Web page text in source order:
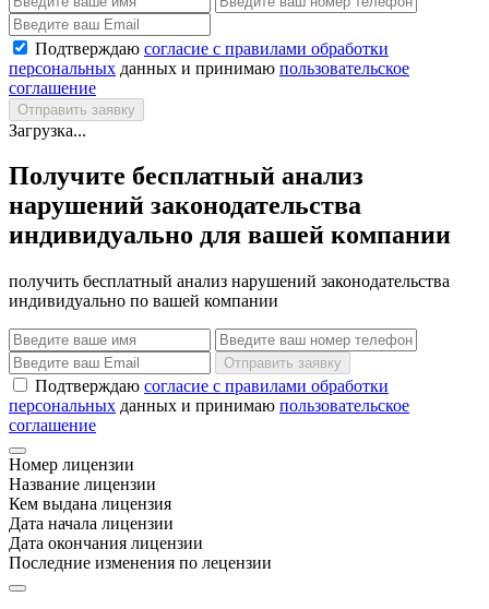
Подтверждаю согласие с правилами обработки
персональных данных и принимаю пользовательское
соглашение
Отправить заявку
Загрузка...
Получите бесплатный анализ
нарушений законодательства
индивидуально для вашей компании
получить бесплатный анализ нарушений законодательства
индивидуально по вашей компании
Отправить заявку
Подтверждаю согласие с правилами обработки
персональных данных и принимаю пользовательское
соглашение
Номер лицензии
Название лицензии
Кем выдана лицензия
Дата начала лицензии
Дата окончания лицензии
Последние изменения по лецензии